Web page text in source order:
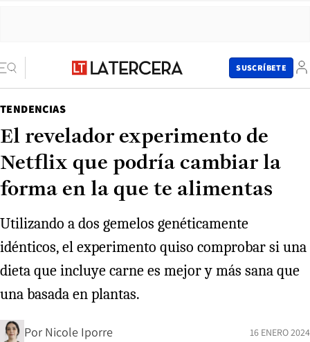
SUSCRÍBETE
TENDENCIAS
El revelador experimento de
Netflix que podría cambiar la
forma en la que te alimentas
Utilizando a dos gemelos genéticamente
idénticos, el experimento quiso comprobar si una
dieta que incluye carne es mejor y más sana que
una basada en plantas.
Por Nicole Iporre 16 ENERO 2024